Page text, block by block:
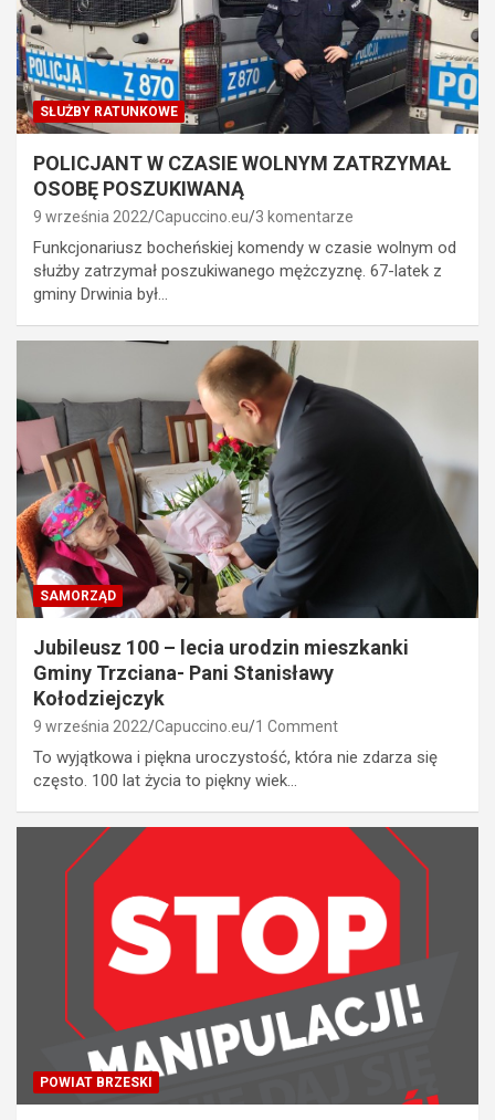
SŁUŻBY RATUNKOWE
POLICJANT W CZASIE WOLNYM ZATRZYMAŁ
OSOBĘ POSZUKIWANĄ
9 września 2022 Capuccino.eu 3 komentarze
Funkcjonariusz bocheńskiej komendy w czasie wolnym od
służby zatrzymał poszukiwanego mężczyznę. 67-latek z
gminy Drwinia był…
SAMORZĄD
Jubileusz 100 – lecia urodzin mieszkanki
Gminy Trzciana- Pani Stanisławy
Kołodziejczyk
9 września 2022 Capuccino.eu 1 Comment
To wyjątkowa i piękna uroczystość, która nie zdarza się
często. 100 lat życia to piękny wiek…
POWIAT BRZESKI